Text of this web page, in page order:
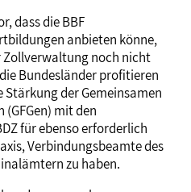
dass die BBF
anbieten könne,
Zollverwaltung noch nicht
Bundesländer profitieren
Stärkung der Gemeinsamen
mit den
für ebenso erforderlich
Verbindungsbeamte des
zu haben.